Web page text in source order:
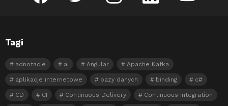
Tagi
adnotacje ai Angular Apache Kafka
aplikacje internetowe bazy danych binding c#
CD CI Continuous Delivery Continuous Integration